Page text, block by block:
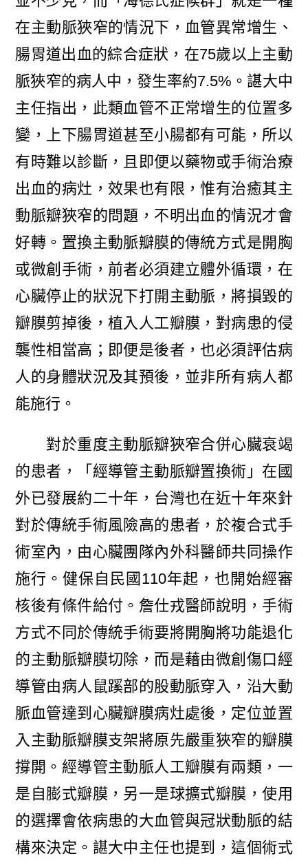
在主動脈狹窄的情況下，血管異常增生、
腸胃道出血的綜合症狀，在75歲以上主動
脈狹窄的病人中，發生率約7.5%。諶大中
主任指出，此類血管不正常增生的位置多
變，上下腸胃道甚至小腸都有可能，所以
有時難以診斷，且即便以藥物或手術治療
出血的病灶，效果也有限，惟有治癒其主
動脈瓣狹窄的問題，不明出血的情況才會
好轉。置換主動脈瓣膜的傳統方式是開胸
或微創手術，前者必須建立體外循環，在
心臟停止的狀況下打開主動脈，將損毀的
瓣膜剪掉後，植入人工瓣膜，對病患的侵
襲性相當高；即便是後者，也必須評估病
人的身體狀況及其預後，並非所有病人都
能施行。
對於重度主動脈瓣狹窄合併心臟衰竭
的患者，「經導管主動脈瓣置換術」在國
外已發展約二十年，台灣也在近十年來針
對於傳統手術風險高的患者，於複合式手
術室內，由心臟團隊內外科醫師共同操作
施行。健保自民國110年起，也開始經審
核後有條件給付。詹仕戎醫師說明，手術
方式不同於傳統手術要將開胸將功能退化
的主動脈瓣膜切除，而是藉由微創傷口經
導管由病人鼠蹊部的股動脈穿入，沿大動
脈血管達到心臟瓣膜病灶處後，定位並置
入主動脈瓣膜支架將原先嚴重狹窄的瓣膜
撐開。經導管主動脈人工瓣膜有兩類，一
是自膨式瓣膜，另一是球擴式瓣膜，使用
的選擇會依病患的大血管與冠狀動脈的結
構來決定。諶大中主任也提到，這個術式